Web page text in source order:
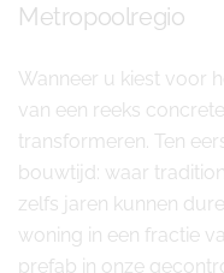
Metropoolregio
Wanneer u kiest voor
van een reeks
transformeren. Ten
bouwtijd: waar
zelfs jaren kunnen
woning in een fractie
prefab in onze